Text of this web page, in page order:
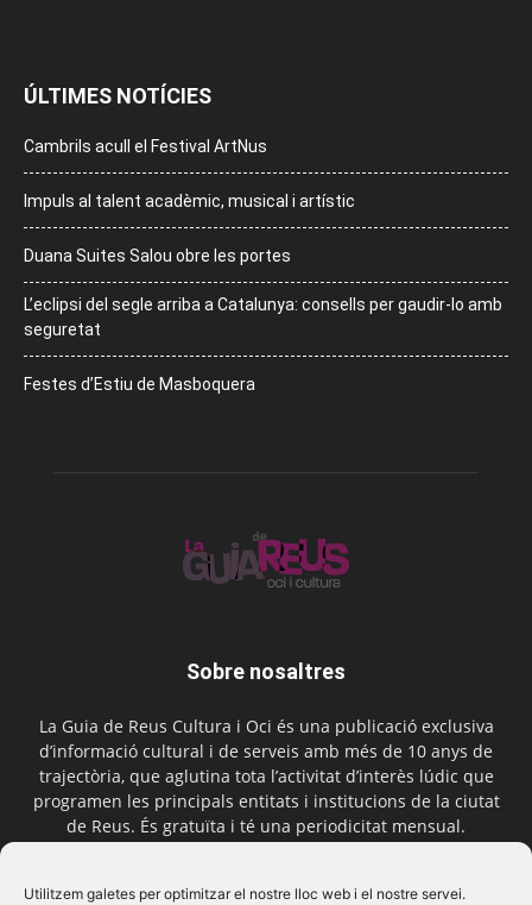
Utilitzem galetes per optimitzar el nostre lloc web i el nostre servei.
ÚLTIMES NOTÍCIES
Cambrils acull el Festival ArtNus
Impuls al talent acadèmic, musical i artístic
Duana Suites Salou obre les portes
L’eclipsi del segle arriba a Catalunya: consells per gaudir-lo amb
seguretat
Festes d’Estiu de Masboquera
Sobre nosaltres
La Guia de Reus Cultura i Oci és una publicació exclusiva
d’informació cultural i de serveis amb més de 10 anys de
trajectòria, que aglutina tota l’activitat d’interès lúdic que
programen les principals entitats i institucions de la ciutat
de Reus. És gratuïta i té una periodicitat mensual.